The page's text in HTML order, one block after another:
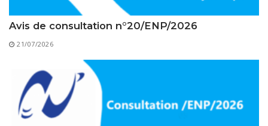
Classes Préparatoires
Programmes Pédagogiques
Imprimés des œuvres Sociales
Avis de consultation n°20/ENP/2026
21/07/2026